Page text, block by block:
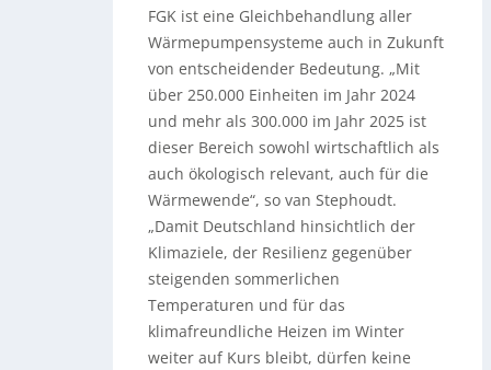
FGK ist eine Gleichbehandlung aller
Wärmepumpensysteme auch in Zukunft
von entscheidender Bedeutung. „Mit
über 250.000 Einheiten im Jahr 2024
und mehr als 300.000 im Jahr 2025 ist
dieser Bereich sowohl wirtschaftlich als
auch ökologisch relevant, auch für die
Wärmewende“, so van Stephoudt.
„Damit Deutschland hinsichtlich der
Klimaziele, der Resilienz gegenüber
steigenden sommerlichen
Temperaturen und für das
klimafreundliche Heizen im Winter
weiter auf Kurs bleibt, dürfen keine